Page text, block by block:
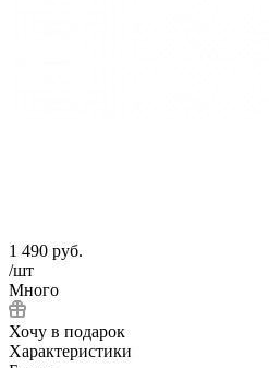
1 490 руб.
/шт
Много
Хочу в подарок
Характеристики